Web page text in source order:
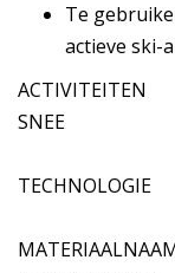
Te
actieve ski-
ACTIVITEITEN
SNEE
TECHNOLOGIE